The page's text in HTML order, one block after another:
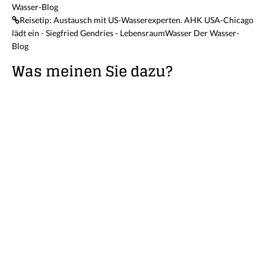
Wasser-Blog
Reisetip: Austausch mit US-Wasserexperten. AHK USA-Chicago
lädt ein - Siegfried Gendries - LebensraumWasser Der Wasser-
Blog
Was meinen Sie dazu?